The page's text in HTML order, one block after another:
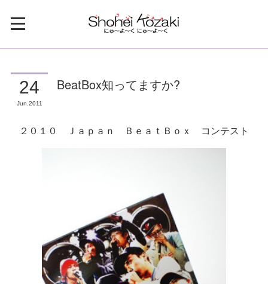
24
Jun 2011
BeatBox知ってますか?
２０１０ Ｊａｐａｎ ＢｅａｔＢｏｘ コンテスト